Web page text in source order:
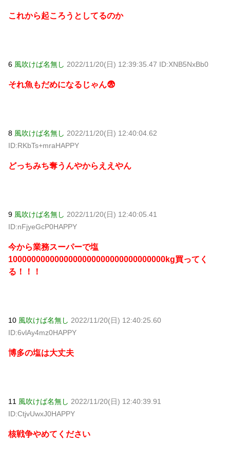
これから起ころうとしてるのか
6 風吹けば名無し 2022/11/20(日) 12:39:35.47 ID:XNB5NxBb0
それ魚もだめになるじゃん😨
8 風吹けば名無し 2022/11/20(日) 12:40:04.62
ID:RKbTs+mraHAPPY
どっちみち奪うんやからええやん
9 風吹けば名無し 2022/11/20(日) 12:40:05.41
ID:nFjyeGcP0HAPPY
今から業務スーパーで塩
1000000000000000000000000000000000kg買ってく
る！！！
10 風吹けば名無し 2022/11/20(日) 12:40:25.60
ID:6vlAy4mz0HAPPY
博多の塩は大丈夫
11 風吹けば名無し 2022/11/20(日) 12:40:39.91
ID:CtjvUwxJ0HAPPY
核戦争やめてください